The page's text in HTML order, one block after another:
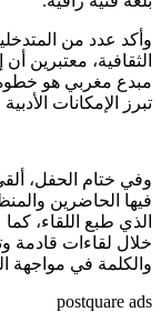
وأكد عدد من
الثقافية، معتبرين
مبدع مغربي هو خطوة
تبرز الإمكانات
وفي ختام الحفل،
فيها الحاضرين
الذي طبع اللقاء،
خلال لقاءات قادمة
والكلمة في مواجهة
postquare ads